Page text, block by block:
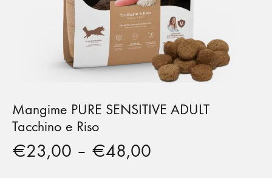
Mangime PURE SENSITIVE ADULT
Tacchino e Riso
€23,00 – €48,00